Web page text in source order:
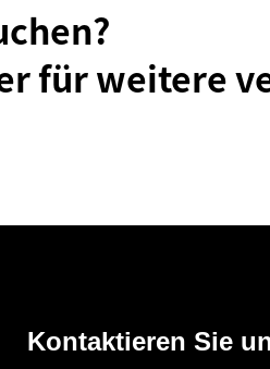
für weitere
Kontaktieren Sie